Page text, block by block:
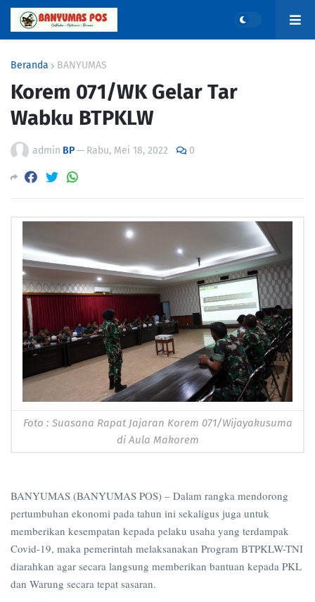
Beranda BANYUMAS
Korem 071/WK Gelar Tar
Wabku BTPKLW
admin BP— Rabu, Mei 18, 2022 0
Foto : Suasana Rapat Jajaran Korem 071/Wijayakusuma
di Aula Makorem
BANYUMAS (BANYUMAS POS) – Dalam rangka mendorong
pertumbuhan ekonomi pada tahun ini sekaligus juga untuk
memberikan kesempatan kepada pelaku usaha yang terdampak
Covid-19, maka pemerintah melaksanakan Program BTPKLW-TNI
diarahkan agar secara langsung memberikan bantuan kepada PKL
dan Warung secara tepat sasaran.